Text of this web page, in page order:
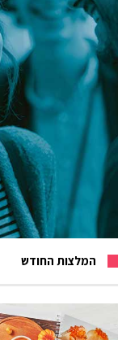
המלצות החודש